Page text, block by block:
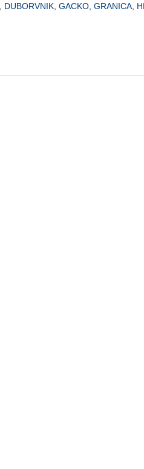
DUBORVNIK GACKO GRANICA